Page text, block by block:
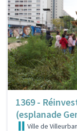
1369 -
(esplanade
Ville de